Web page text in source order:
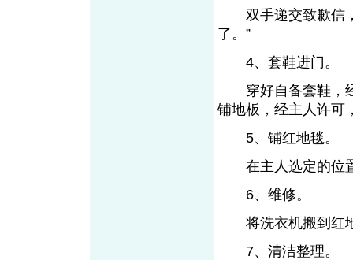
双手递交致歉信，
了。”
4、套鞋进门。
穿好自备套鞋，经
铺地板，经主人许可
5、铺红地毯。
在主人选定的位置
6、维修。
将洗衣机搬到红
7、清洁整理。